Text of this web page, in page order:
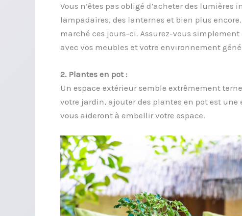
Vous n’êtes pas obligé d’acheter des lumières
lampadaires, des lanternes et bien plus
marché ces jours-ci. Assurez-vous
avec vos meubles et votre environnement
2. Plantes en pot :
Un espace extérieur semble extrêmement
votre jardin, ajouter des plantes en pot est
vous aideront à embellir votre espace.